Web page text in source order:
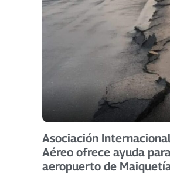
Asociación
Aéreo ofrece ayuda
aeropuerto de